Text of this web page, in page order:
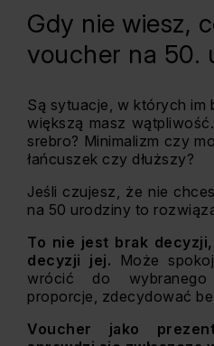
Gdy nie wiesz,
voucher na 50.
Są sytuacje, w których im
większą masz
srebro? Minimalizm czy
łańcuszek czy dłuższy?
Jeśli czujesz, że nie
na 50 urodziny to
To nie jest brak
decyzji jej. Może
wrócić do wybranego
proporcje, zdecydować
Voucher jako